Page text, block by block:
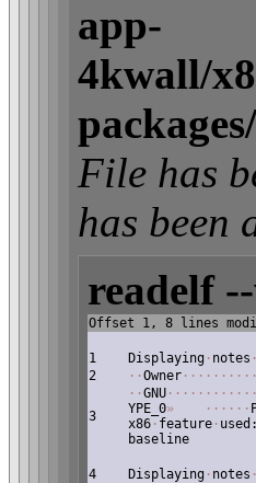
app-
4kwall/
File has
has been
readelf
Offset 1, 8 lines
1 Displaying · notes ·
2
· ·Owner · · · · · · · · · ·
3
· ·GNU · · · · · · · · · · · ·
YPE_0» · · · · · ·
x86 · feature · used:
baseline
4 Displaying · notes ·